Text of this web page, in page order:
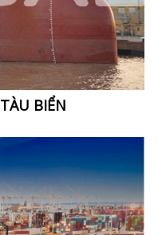
BIỂN